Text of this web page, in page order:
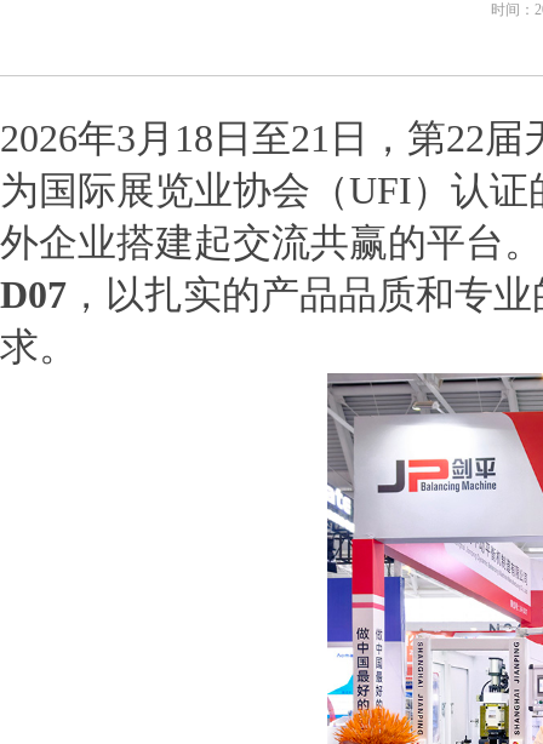
时间：
2026年3月 18 日至21 日，第22届
为国际展览业协会（UFI）认
外企业搭建起交流共赢的平台
D07 ，以扎实的产品品质和专
求。